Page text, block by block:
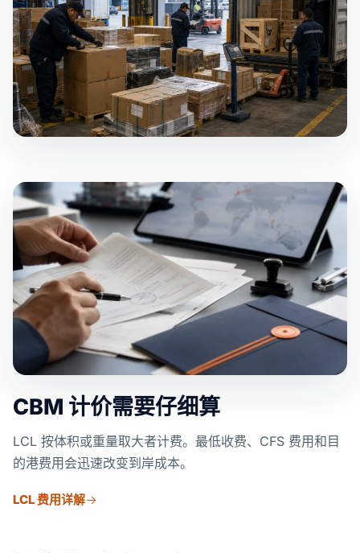
CBM 计价需要仔细算
LCL 按体积或重量取大者计费。最低收费、CFS 费用和目
的港费用会迅速改变到岸成本。
LCL 费用详解